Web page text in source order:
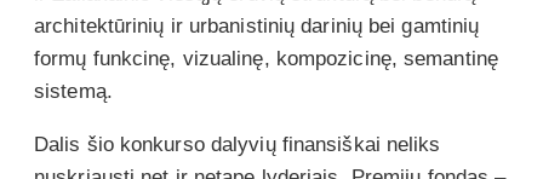
architektūrinių ir urbanistinių darinių bei gamtinių
formų funkcinę, vizualinę, kompozicinę, semantinę
sistemą.
Dalis šio konkurso dalyvių finansiškai neliks